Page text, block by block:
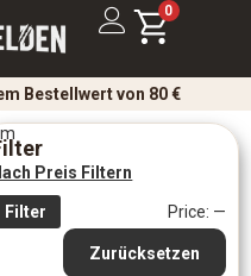
0
Bestellwert von 80 €
Preis Filtern
Filter Price: —
Zurücksetzen